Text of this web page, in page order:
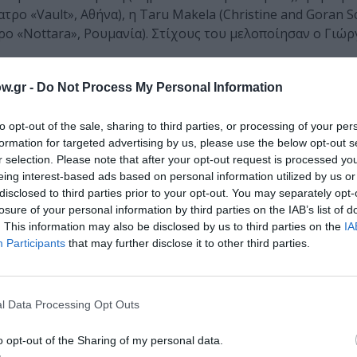
- Do Not Process My Personal Information
opt-out of the sale, sharing to third parties, or processing of your
for targeted advertising by us, please use the below opt-out
selection. Please note that after your opt-out request is processed
interest-based ads based on personal information utilized by us
to third parties prior to your opt-out. You may separately
of your personal information by third parties on the IAB’s list of
This information may also be disclosed by us to third parties on the
Participants that may further disclose it to other third parties.
Data Processing Opt Outs
opt-out of the Sharing of my personal data.
«Vault», Αθήνα), η Taru Makela (Christine and Goran
«Nottara», Ρουμανία). Στίχους του μελοποίησαν ο
το μυθιστόρημά του Μάρτυς μου ο Θεός έλαβε το Βραβείο
Prize for Literature) και τιμήθηκε από τον Δήμο
Έδεσσας και την Περιφέρεια Κεντρικής
5, Σελίδες: 24, τιμή: 4,18 ευρώ | Εικονογράφηση: Λίλα
στοCulturenow.gr